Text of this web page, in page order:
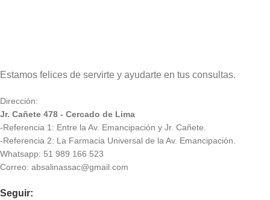
Estamos felices de servirte y ayudarte en tus consultas.
Dirección:
Jr. Cañete 478 - Cercado de Lima
-Referencia 1: Entre la Av. Emancipación y Jr. Cañete.
-Referencia 2: La Farmacia Universal de la Av. Emancipación.
Whatsapp: 51 989 166 523
Correo: absalinassac@gmail.com
Seguir: